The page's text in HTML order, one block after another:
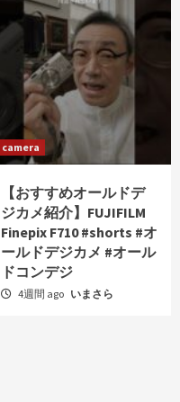
camera
【おすすめオールドデ
ジカメ紹介】FUJIFILM
Finepix F710 #shorts #オ
ールドデジカメ #オール
ドコンデジ
4週間 ago いまさら